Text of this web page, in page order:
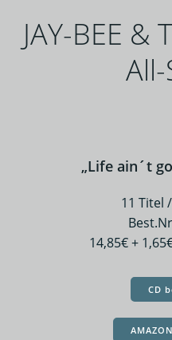
JAY-BEE
„Life ain´t
11 Titel
14,85€ +
CD